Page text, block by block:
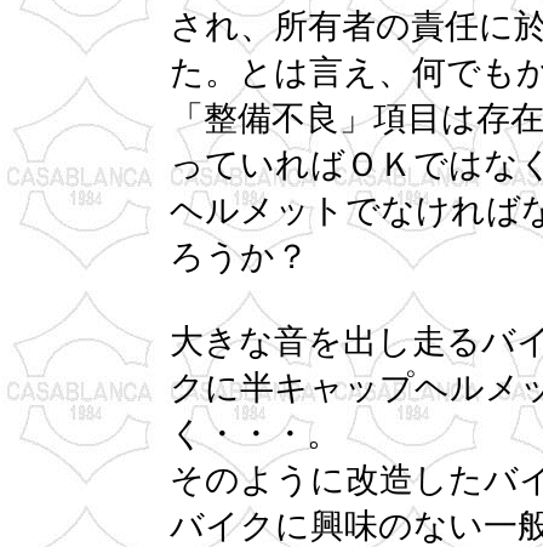
され、所有者の責任に
た。とは言え、何でも
「整備不良」項目は存
っていればＯＫではな
ヘルメットでなければ
ろうか？
大きな音を出し走るバ
クに半キャップヘルメ
く・・・。
そのように改造したバ
バイクに興味のない一